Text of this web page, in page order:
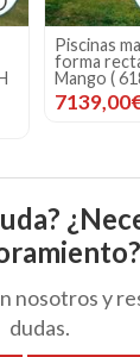
Robot
Freedom
Sin cables
nosotros y
dudas.